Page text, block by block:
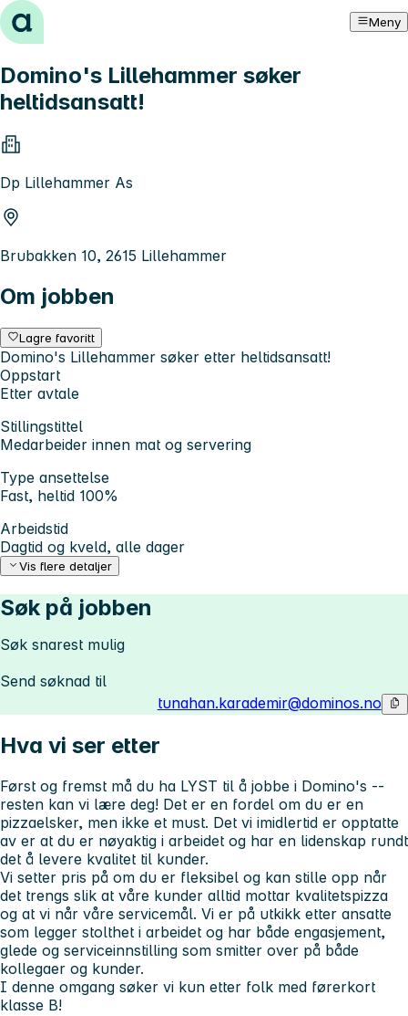
Hopp til innhold Meny
Domino's Lillehammer søker
heltidsansatt!
Dp Lillehammer As
Brubakken 10, 2615 Lillehammer
Om jobben
Lagre favoritt
Domino's Lillehammer søker etter heltidsansatt!
Oppstart
Etter avtale
Stillingstittel
Medarbeider innen mat og servering
Type ansettelse
Fast, heltid 100%
Arbeidstid
Dagtid og kveld, alle dager
Vis flere detaljer
Søk på jobben
Søk snarest mulig
Send søknad til
tunahan.karademir@dominos.no
Hva vi ser etter
Først og fremst må du ha LYST til å jobbe i Domino's --
resten kan vi lære deg! Det er en fordel om du er en
pizzaelsker, men ikke et must. Det vi imidlertid er opptatte
av er at du er nøyaktig i arbeidet og har en lidenskap rundt
det å levere kvalitet til kunder.
Vi setter pris på om du er fleksibel og kan stille opp når
det trengs slik at våre kunder alltid mottar kvalitetspizza
og at vi når våre servicemål. Vi er på utkikk etter ansatte
som legger stolthet i arbeidet og har både engasjement,
glede og serviceinnstilling som smitter over på både
kollegaer og kunder.
I denne omgang søker vi kun etter folk med førerkort
klasse B!